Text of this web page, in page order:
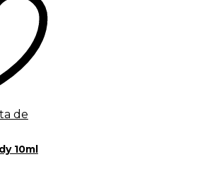
de
10ml